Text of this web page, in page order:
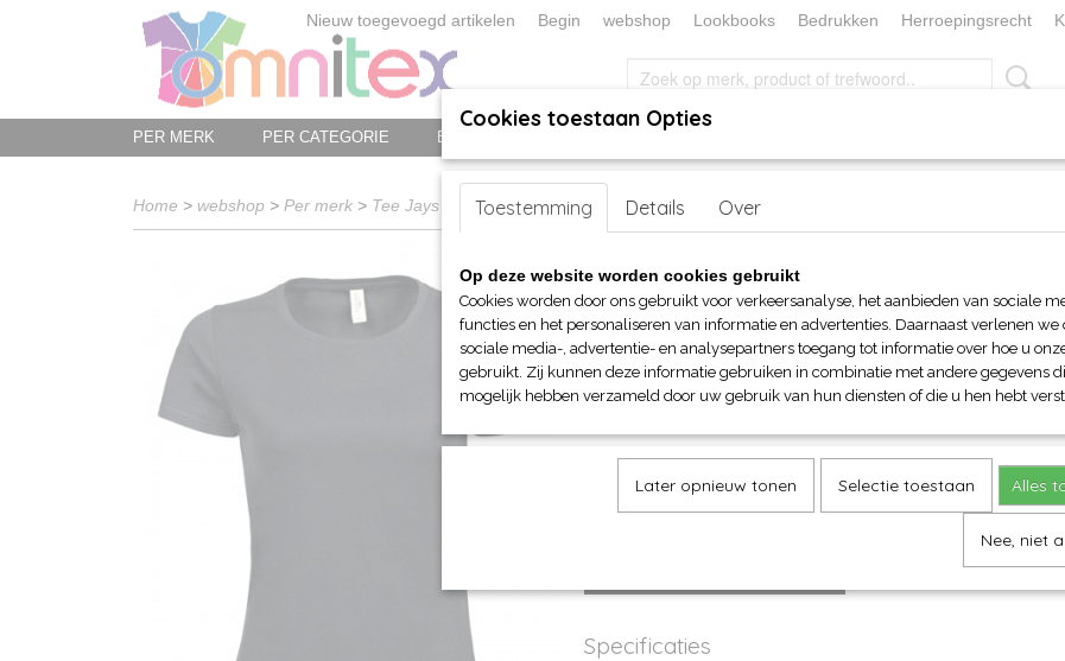
Nieuw toegevoegd artikelen Begin webshop Lookbooks Bedrukken Herroepingsrecht
PER MERK PER CATEGORIE BED-, BAD-, KEUKEN EN TAFELLINNEN KERST/
Home > webshop > Per merk > Tee Jays T-shirts> Tee Jays Luxury Tee dames organisch
Tee Jays Luxury Tee dames
€ 16,55 (inclusief btw 21%)
Maat Kleur
Specificaties
Cookies toestaan Opties
Toestemming Details Over
Op deze website worden cookies gebruikt
Cookies worden door ons gebruikt voor verkeersanalyse, het aanbieden van sociale
functies en het personaliseren van informatie en advertenties. Daarnaast verlenen we
sociale media-, advertentie- en analysepartners toegang tot informatie over hoe u
gebruikt. Zij kunnen deze informatie gebruiken in combinatie met andere gegevens
mogelijk hebben verzameld door uw gebruik van hun diensten of die u hen hebt
Later opnieuw tonen Selectie toestaan Alles
Nee, niet